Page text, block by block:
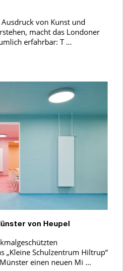
von Kunst und
macht das Londoner
erfahrbar: T …
von Heupel
„Kleine Schulzentrum Hiltrup“
einen neuen Mi …